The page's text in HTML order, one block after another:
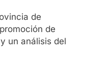
de
de
un análisis del